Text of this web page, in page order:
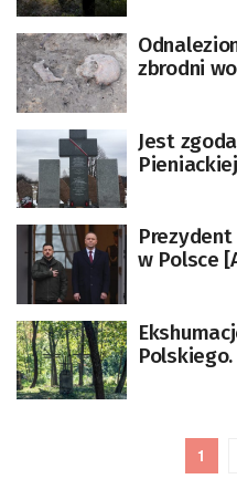
zbrodni
Jest
Pieniackiej
w Polsce
1